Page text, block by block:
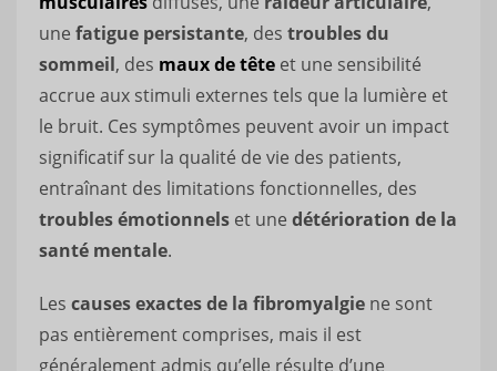
une fatigue persistante, des troubles du
sommeil, des maux de tête et une sensibilité
accrue aux stimuli externes tels que la lumière et
le bruit. Ces symptômes peuvent avoir un impact
significatif sur la qualité de vie des patients,
entraînant des limitations fonctionnelles, des
troubles émotionnels et une détérioration de la
santé mentale.
Les causes exactes de la fibromyalgie ne sont
pas entièrement comprises, mais il est
généralement admis qu’elle résulte d’une